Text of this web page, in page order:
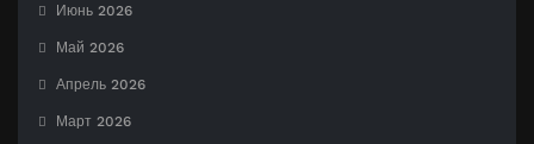
Июнь 2026
Май 2026
Апрель 2026
Март 2026